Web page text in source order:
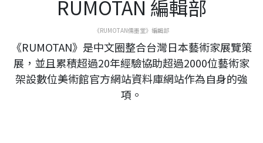
RUMOTAN 編輯部
《RUMOTAN儒墨堂》編輯部
《RUMOTAN》是中文圈整合台灣日本藝術家展覽策
展，並且累積超過20年經驗協助超過2000位藝術家
架設數位美術館官方網站資料庫網站作為自身的強
項。